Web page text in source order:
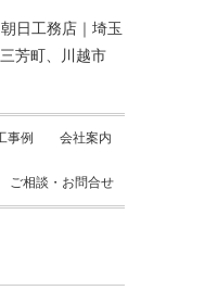
事例 会社案内
ご相談・お問合せ